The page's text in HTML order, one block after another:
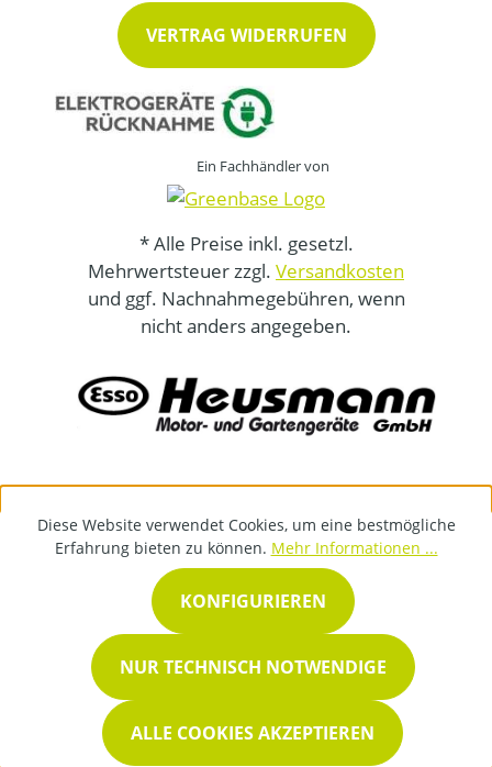
VERTRAG WIDERRUFEN
Ein Fachhändler von
* Alle Preise inkl. gesetzl.
Mehrwertsteuer zzgl. Versandkosten
und ggf. Nachnahmegebühren, wenn
nicht anders angegeben.
Diese Website verwendet Cookies, um eine bestmögliche
Erfahrung bieten zu können. Mehr Informationen ...
NUR TECHNISCH NOTWENDIGE
KONFIGURIEREN
ALLE COOKIES AKZEPTIEREN